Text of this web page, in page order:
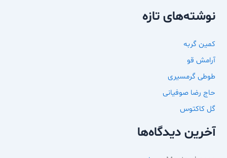
نوشته‌های تازه
کمین گربه
آرامش قو
طوطی گرمسیری
حاج رضا صوفیانی
گل کاکتوس
آخرین دیدگاه‌ها